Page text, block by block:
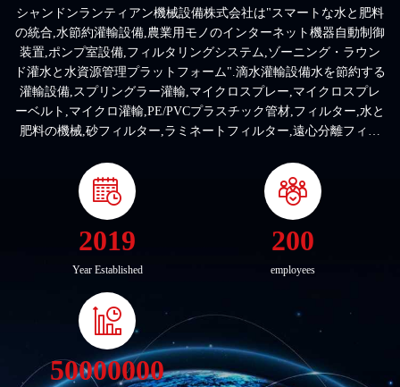
シャンドンランティアン機械設備株式会社は"スマートな水と肥料
の統合,水節約灌輸設備,農業用モノのインターネット機器自動制御
装置,ポンプ室設備,フィルタリングシステム,ゾーニング・ラウン
ド灌水と水資源管理プラットフォーム".滴水灌輸設備水を節約する
灌輸設備,スプリングラー灌輸,マイクロスプレー,マイクロスプレ
ーベルト,マイクロ灌輸,PE/PVCプラスチック管材,フィルター,水と
肥料の機械,砂フィルター,ラミネートフィルター,遠心分離フィル
ー,翻訳スプリングラー,ポイントスプリンクラーと水と肥料を統合
した灌輸設備,その他の水節約灌輸設備 研究を準備する水節約灌輸
会社開発,生産,管理,技術的なサービスを1つに; 農業用水節約灌輸
プロジェクトの入札と建設を進めます!農地のための建設設計とソ
リューションを提供温室,庭園,果樹園,など!! 私たちは,工場を出る
製品のための品質保証を提供するために,研究開発チームと生産ラ
生産・加工会社完全で科学的な品質管理システムです. 山東ラ...
2019
Year Established
200
employees
50000000